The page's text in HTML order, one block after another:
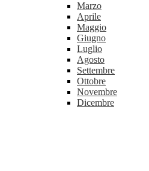
Marzo
Aprile
Maggio
Giugno
Luglio
Agosto
Settembre
Ottobre
Novembre
Dicembre